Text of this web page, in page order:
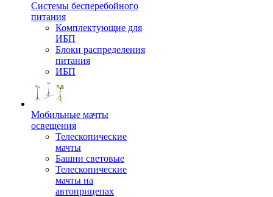
Системы бесперебойного
питания
Комплектующие для
ИБП
Блоки распределения
питания
ИБП
Мобильные мачты
освещения
Телескопические
мачты
Башни световые
Телескопические
мачты на
автоприцепах